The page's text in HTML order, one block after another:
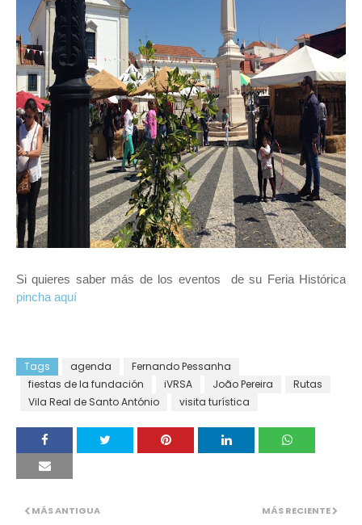
Si quieres saber más de los eventos de su Feria Histórica
pincha aquí
Tags agenda
Fernando Pessanha
fiestas de la fundación
iVRSA João Pereira
Rutas
Vila Real de Santo António
visita turística
MÁS RECIENTE
MÁS ANTIGUA